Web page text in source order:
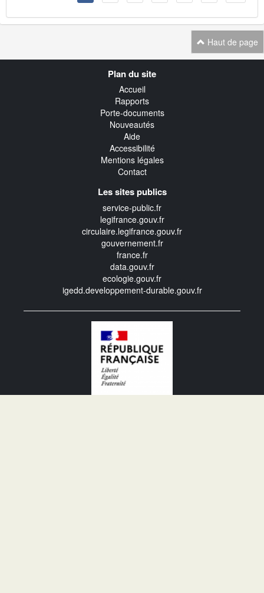
Haut de page
Plan du site
Accueil
Rapports
Porte-documents
Nouveautés
Aide
Accessibilité
Mentions légales
Contact
Les sites publics
service-public.fr
legifrance.gouv.fr
circulaire.legifrance.gouv.fr
gouvernement.fr
france.fr
data.gouv.fr
ecologie.gouv.fr
igedd.developpement-durable.gouv.fr